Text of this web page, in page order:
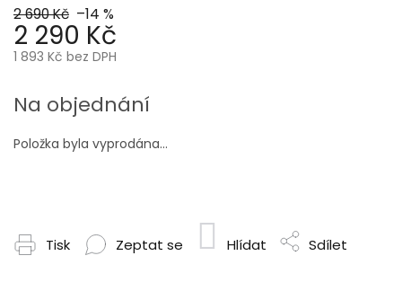
2 690 Kč –14 %
2 290 Kč
1 893 Kč bez DPH
cena:
Na objednání
Položka byla vyprodána…
Tisk Zeptat se Hlídat Sdílet